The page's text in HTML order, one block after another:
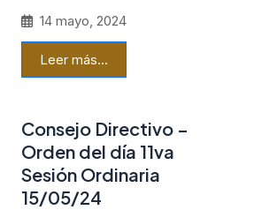
14 mayo, 2024
Leer más…
Consejo Directivo –
Orden del día 11va
Sesión Ordinaria
15/05/24